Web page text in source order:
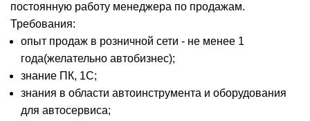
постоянную работу менеджера по продажам.
Требования:
опыт продаж в розничной сети - не менее 1
года(желательно автобизнес);
знание ПК, 1С;
знания в области автоинструмента и оборудования
для автосервиса;